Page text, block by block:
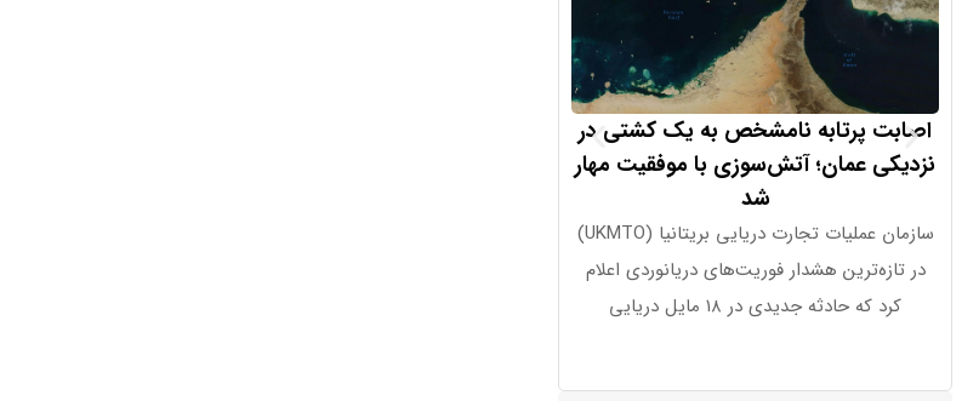
اصابت پرتابه نامشخص به یک کشتی در
نزدیکی عمان؛ آتش‌سوزی با موفقیت مهار
شد
سازمان عملیات تجارت دریایی بریتانیا (UKMTO)
در تازه‌ترین هشدار فوریت‌های دریانوردی اعلام
کرد که حادثه جدیدی در ۱۸ مایل دریایی